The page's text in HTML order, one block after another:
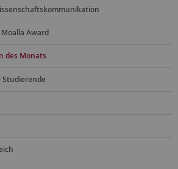
Award
des Monats